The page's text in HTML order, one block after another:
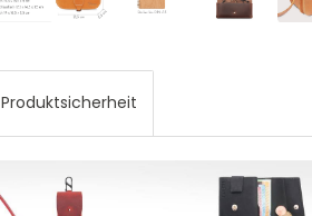
Produktsicherheit